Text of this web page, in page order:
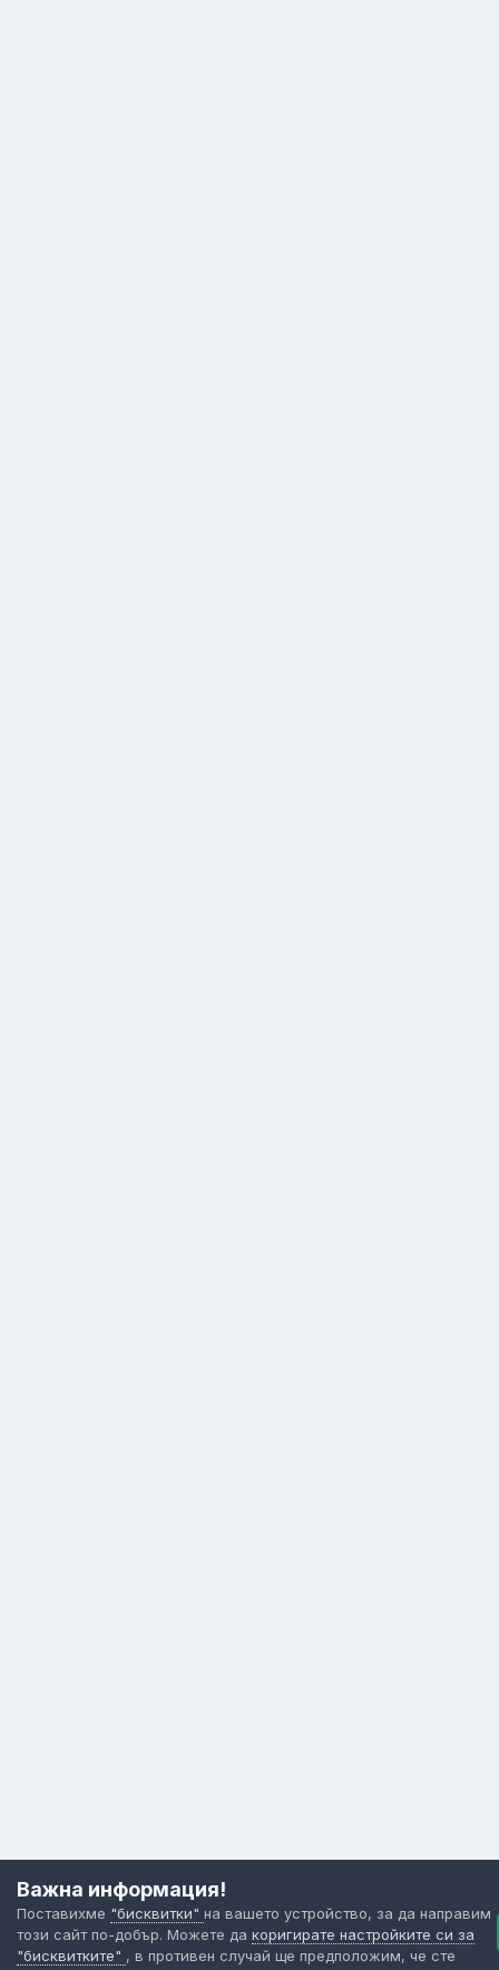
Важна информация!
Поставихме "бисквитки" на вашето устройство, за да направим
този сайт по-добър. Можете да коригирате настройките си за
"бисквитките" , в противен случай ще предположим, че сте